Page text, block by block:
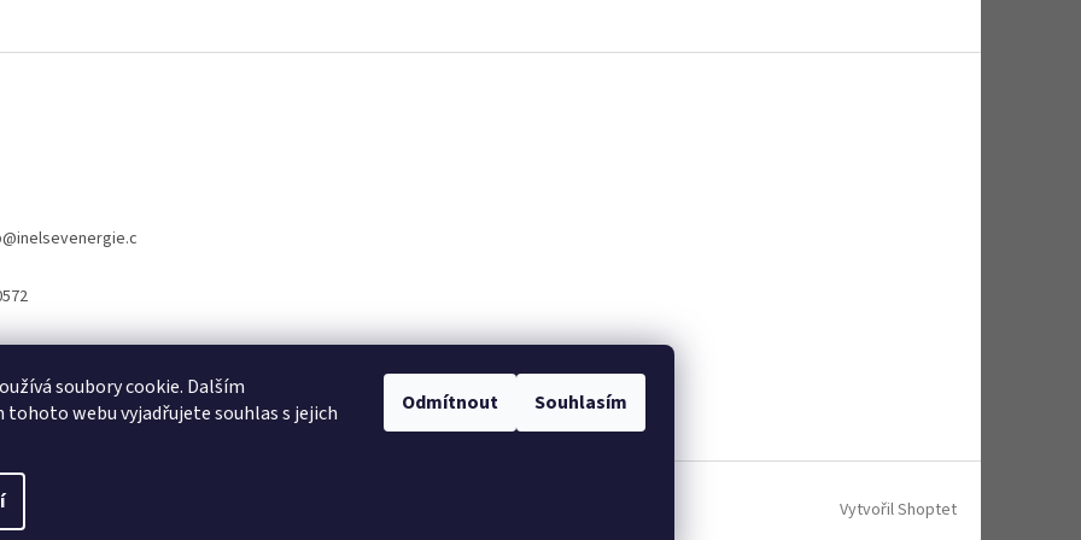
soubory cookie. Dalším
tohoto webu vyjadřujete souhlas s jejich
Odmítnout Souhlasím
@inelsevenergie.c
www.inelsevnergie.cz
Vytvořil Shoptet